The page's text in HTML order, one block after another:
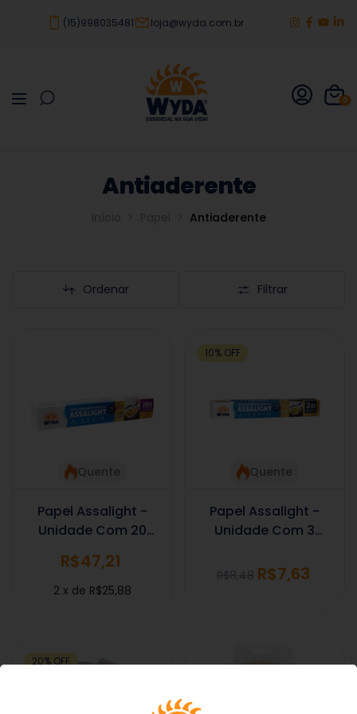
(15)998035481 loja@wyda.com.br
0
Antiaderente
Antiaderente
Ordenar Filtrar
Quente
Papel Assalight -
Unidade Com 20
R$47,21
2 x de R$25,88
10% OFF
Quente
Papel Assalight -
Unidade Com 3
R$8,48 R$7,63
20% OFF